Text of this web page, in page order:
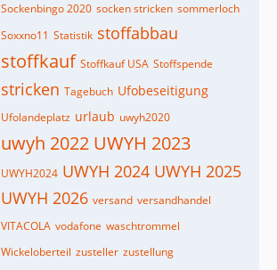
Sockenbingo 2020 socken stricken sommerloch
Soxxno11 Statistik stoffabbau
stoffkauf Stoffkauf USA Stoffspende
stricken Tagebuch Ufobeseitigung
Ufolandeplatz urlaub uwyh2020
uwyh 2022 UWYH 2023
UWYH2024 UWYH 2024 UWYH 2025
UWYH 2026 versand versandhandel
VITACOLA vodafone waschtrommel
Wickeloberteil zusteller zustellung